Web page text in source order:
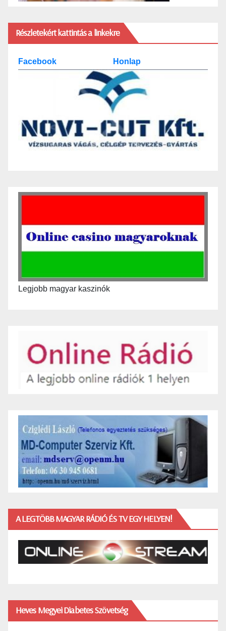
Részletekért kattintás a linkekre
Facebook Honlap
Legjobb magyar kaszinók
A LEGTÖBB MAGYAR RÁDIÓ ÉS TV EGY HELYEN!
Heves Megyei Diabetes Szövetség